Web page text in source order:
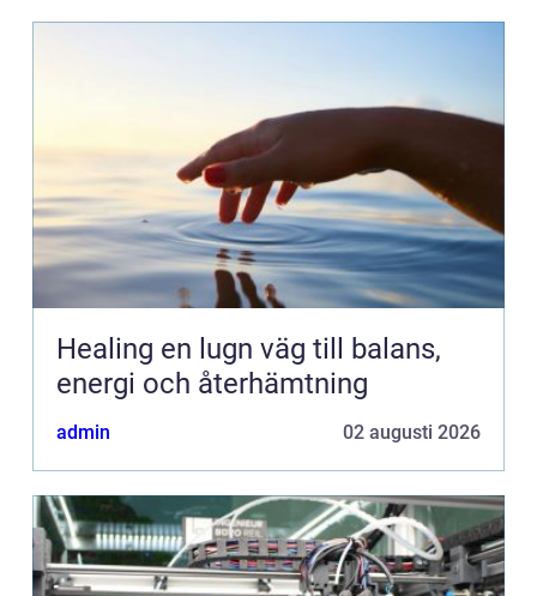
Healing en lugn väg till balans,
energi och återhämtning
admin 02 augusti 2026